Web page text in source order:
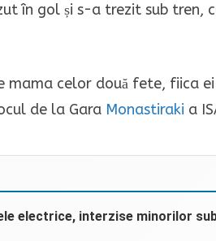
în gol și s-a trezit sub tren,
mama celor două fete, fiica
de la Gara Monastiraki a
electrice, interzise minorilor